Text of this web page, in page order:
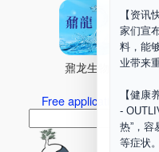
【资讯
家们宣
料，能
业带来
【健康
-
热”，容
等症状。
鼐龙生物
Free application for
索